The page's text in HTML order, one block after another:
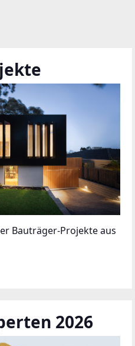
Bauträger-Projekte aus
2026